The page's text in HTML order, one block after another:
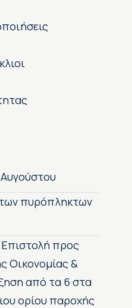
πυρόπληκτων
Επιστολή προς
Οικονομίας &
από τα 6 στα
ορίου παροχής